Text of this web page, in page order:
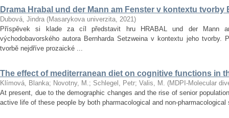
Drama Hrabal und der Mann am Fenster v kontextu tvorby
Dubová, Jindra (Masarykova univerzita, 2021)
Příspěvek si klade za cíl představit hru HRABAL und der Mann
východobavorského autora Bernharda Setzweina v kontextu jeho tvorby.
tvorbě nejdříve prozaické ...
The effect of mediterranean diet on cognitive functions in
Klímová, Blanka; Novotny, M.; Schlegel, Petr; Valis, M. (MDPI-Molecular
At present, due to the demographic changes and the rise of senior
active life of these people by both pharmacological and